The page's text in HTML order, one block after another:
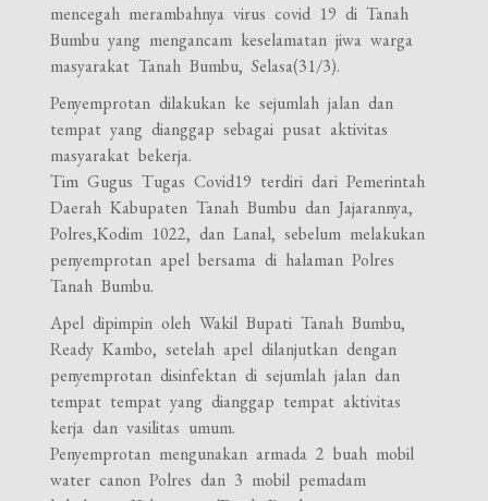
mencegah merambahnya virus covid 19 di Tanah
Bumbu yang mengancam keselamatan jiwa warga
masyarakat Tanah Bumbu, Selasa(31/3).
Penyemprotan dilakukan ke sejumlah jalan dan
tempat yang dianggap sebagai pusat aktivitas
masyarakat bekerja.
Tim Gugus Tugas Covid19 terdiri dari Pemerintah
Daerah Kabupaten Tanah Bumbu dan Jajarannya,
Polres,Kodim 1022, dan Lanal, sebelum melakukan
penyemprotan apel bersama di halaman Polres
Tanah Bumbu.
Apel dipimpin oleh Wakil Bupati Tanah Bumbu,
Ready Kambo, setelah apel dilanjutkan dengan
penyemprotan disinfektan di sejumlah jalan dan
tempat tempat yang dianggap tempat aktivitas
kerja dan vasilitas umum.
Penyemprotan mengunakan armada 2 buah mobil
water canon Polres dan 3 mobil pemadam